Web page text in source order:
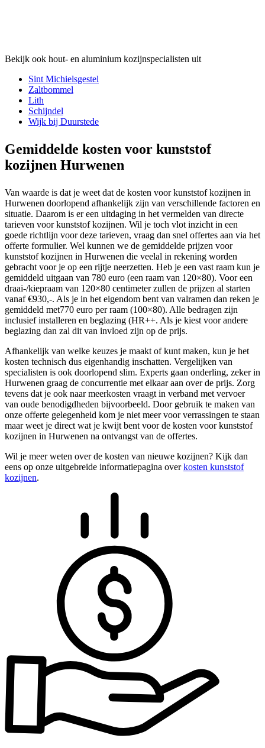
Bekijk ook hout- en aluminium kozijnspecialisten uit
Sint Michielsgestel
Zaltbommel
Lith
Schijndel
Wijk bij Duurstede
Gemiddelde kosten voor kunststof
kozijnen Hurwenen
Van waarde is dat je weet dat de kosten voor kunststof kozijnen in
Hurwenen doorlopend afhankelijk zijn van verschillende factoren en
situatie. Daarom is er een uitdaging in het vermelden van directe
tarieven voor kunststof kozijnen. Wil je toch vlot inzicht in een
goede richtlijn voor deze tarieven, vraag dan snel offertes aan via het
offerte formulier. Wel kunnen we de gemiddelde prijzen voor
kunststof kozijnen in Hurwenen die veelal in rekening worden
gebracht voor je op een rijtje neerzetten. Heb je een vast raam kun je
gemiddeld uitgaan van 780 euro (een raam van 120×80). Voor een
draai-/kiepraam van 120×80 centimeter zullen de prijzen al starten
vanaf €930,-. Als je in het eigendom bent van valramen dan reken je
gemiddeld met770 euro per raam (100×80). Alle bedragen zijn
inclusief installeren en beglazing (HR++. Als je kiest voor andere
beglazing dan zal dit van invloed zijn op de prijs.
Afhankelijk van welke keuzes je maakt of kunt maken, kun je het
kosten technisch dus eigenhandig inschatten. Vergelijken van
specialisten is ook doorlopend slim. Experts gaan onderling, zeker in
Hurwenen graag de concurrentie met elkaar aan over de prijs. Zorg
tevens dat je ook naar meerkosten vraagt in verband met vervoer
van oude benodigdheden bijvoorbeeld. Door gebruik te maken van
onze offerte gelegenheid kom je niet meer voor verrassingen te staan
maar weet je direct wat je kwijt bent voor de kosten voor kunststof
kozijnen in Hurwenen na ontvangst van de offertes.
Wil je meer weten over de kosten van nieuwe kozijnen? Kijk dan
eens op onze uitgebreide informatiepagina overkosten kunststof
kozijnen.